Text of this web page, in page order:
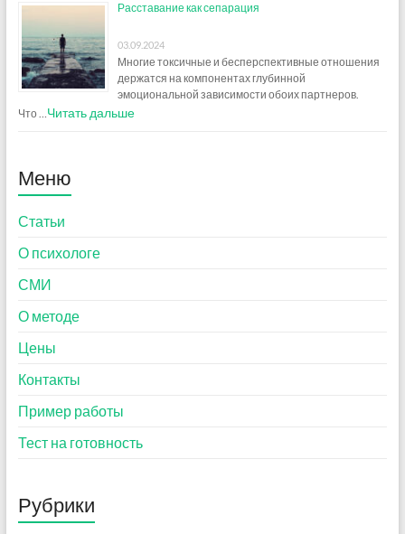
Расставание как сепарация
03.09.2024
Многие токсичные и бесперспективные отношения
держатся на компонентах глубинной
эмоциональной зависимости обоих партнеров.
Что …Читать дальше
Меню
Статьи
О психологе
СМИ
О методе
Цены
Контакты
Пример работы
Тест на готовность
Рубрики